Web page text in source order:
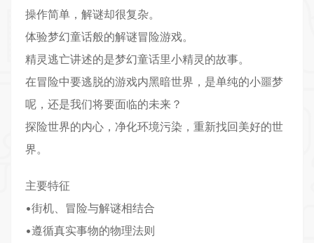
操作简单，解谜却很复杂。
体验梦幻童话般的解谜冒险游戏。
精灵逃亡讲述的是梦幻童话里小精灵的故事。
在冒险中要逃脱的游戏内黑暗世界，是单纯的小噩梦
呢，还是我们将要面临的未来？
探险世界的内心，净化环境污染，重新找回美好的世
界。
主要特征
•街机、冒险与解谜相结合
•遵循真实事物的物理法则